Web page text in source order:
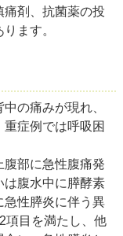
剤、抗菌薬の投
ます。
の痛みが現れ、
症例では呼吸困
部に急性腹痛発
は腹水中に膵酵素
急性膵炎に伴う異
目を満たし、他